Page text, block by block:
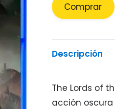
Comprar
Descripción
The Lords of
acción